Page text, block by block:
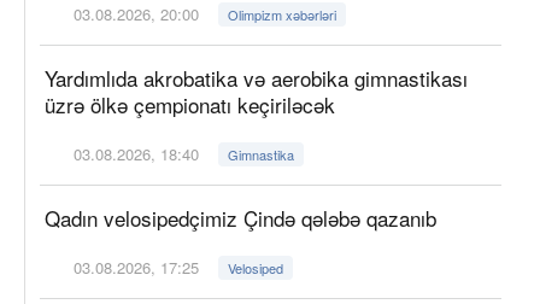
03.08.2026, 20:00 Olimpizm xəbərləri
Yardımlıda akrobatika və aerobika gimnastikası
üzrə ölkə çempionatı keçiriləcək
03.08.2026, 18:40 Gimnastika
Qadın velosipedçimiz Çində qələbə qazanıb
03.08.2026, 17:25 Velosiped